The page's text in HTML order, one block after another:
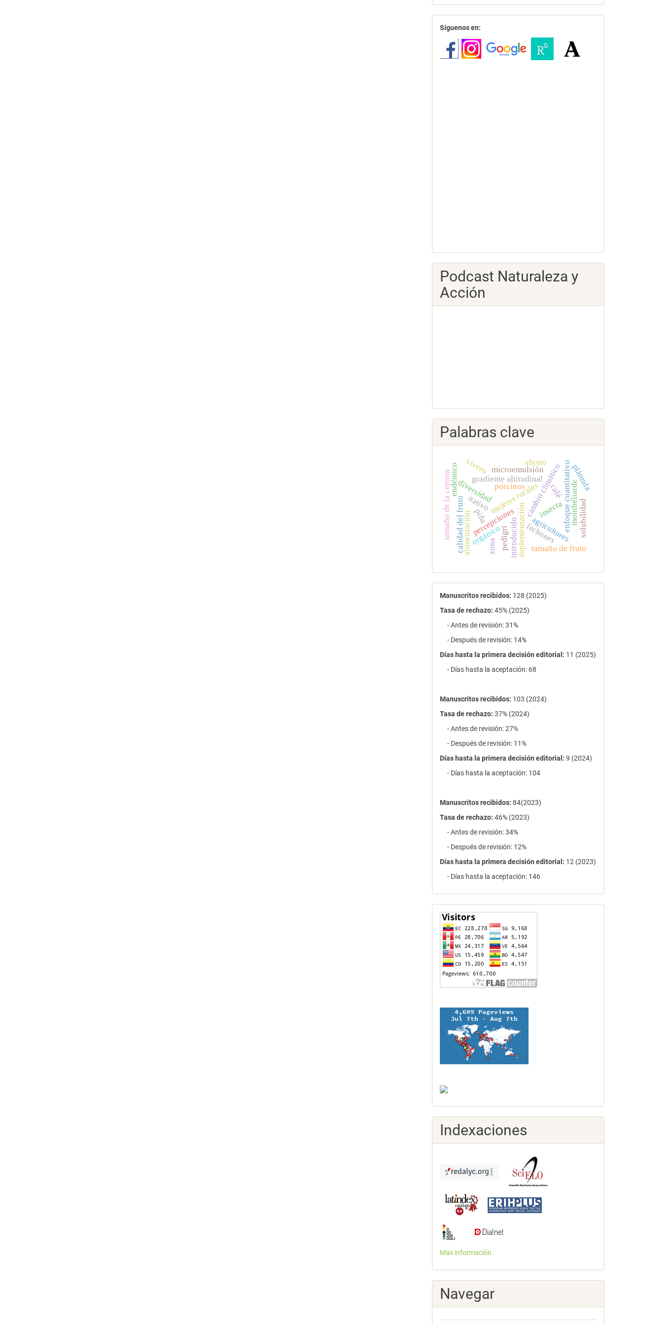
redes
Síguenos en:
Podcast Naturaleza y
Acción
Palabras clave
mujeres rurales
percepciones
cambio climático
gradiente altitudinal enfoque cuantitativo
agricultores
alimentación suplementación
porcinos
lechones
diversidad
insecta
endémico
nativo
introducido
tamaño de la corona
tamaño de fruto
calidad del fruto piña montbéliarde
pedigrí
solubilidad
microemulsión
café
abono
orgánico
plántula
vivero
zona
estadísticas
Manuscritos recibidos: 128 (2025)
Tasa de rechazo: 45% (2025)
- Antes de revisión: 31%
- Después de revisión: 14%
Días hasta la primera decisión editorial: 11 (2025)
- Días hasta la aceptación: 68
Manuscritos recibidos: 103 (2024)
Tasa de rechazo: 37% (2024)
- Antes de revisión: 27%
- Después de revisión: 11%
Días hasta la primera decisión editorial: 9 (2024)
- Días hasta la aceptación: 104
Manuscritos recibidos: 84(2023)
Tasa de rechazo: 46% (2023)
- Antes de revisión: 34%
- Después de revisión: 12%
Días hasta la primera decisión editorial: 12 (2023)
- Días hasta la aceptación: 146
contador
Indexaciones
Más información
Navegar